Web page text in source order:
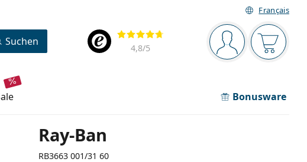
Français
Navigationsleiste
Sie sind Der
Bewertung
4,8/5
Suchen
sale Bonusware
Ray-Ban
RB3663 001/31 60